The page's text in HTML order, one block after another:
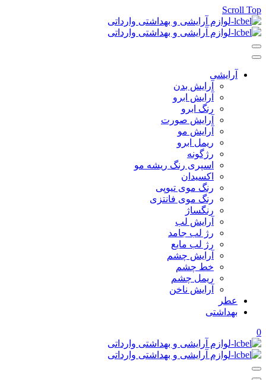
Scroll Top
آرایشی
آرایش بدن
آرایش ابرو
رنگ ابرو
آرایش صورت
آرایش مو
ریمل ابرو
رژگونه
اسپری رنگ ریشه مو
اکسیدان
رنگ موی تیوپی
رنگ موی فانتزی
رنگساژ
آرایش لب
رژ لب جامد
رژ لب مایع
آرایش چشم
خط چشم
ریمل چشم
آرایش ناخن
عطر
بهداشتی
0